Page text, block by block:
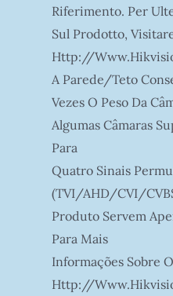
Riferimento. Per
Sul Prodotto,
Http://
A Parede/teto
Vezes O Peso Da
Algumas Câmaras
Para
Quatro Sinais
(TVI/AHD/CVI/
Produto Servem
Para Mais
Informações Sobre
Http://